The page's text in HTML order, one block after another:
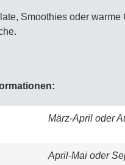
Smoothies oder
März-April oder
April-Mai oder